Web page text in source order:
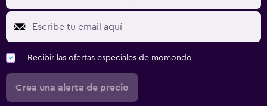
Recibir las ofertas especiales de momondo
Crea una alerta de precio